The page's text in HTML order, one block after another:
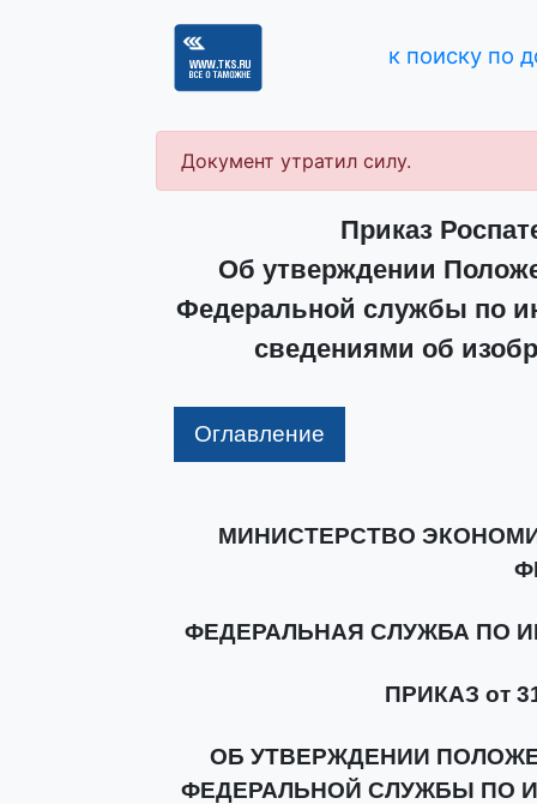
к поиску по
Документ утратил силу.
Приказ
Об утверждении
Федеральной службы по
сведениями об
Оглавление
МИНИСТЕРСТВО
ФЕДЕРАЛЬНАЯ СЛУЖБА ПО
ПРИКАЗ от
ОБ УТВЕРЖДЕНИИ
ФЕДЕРАЛЬНОЙ СЛУЖБЫ ПО